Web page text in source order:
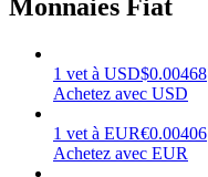
Gagner
Monnaies Fiat
1 vet à USD$0.00468
Achetez avec USD
1 vet à EUR€0.00406
Achetez avec EUR